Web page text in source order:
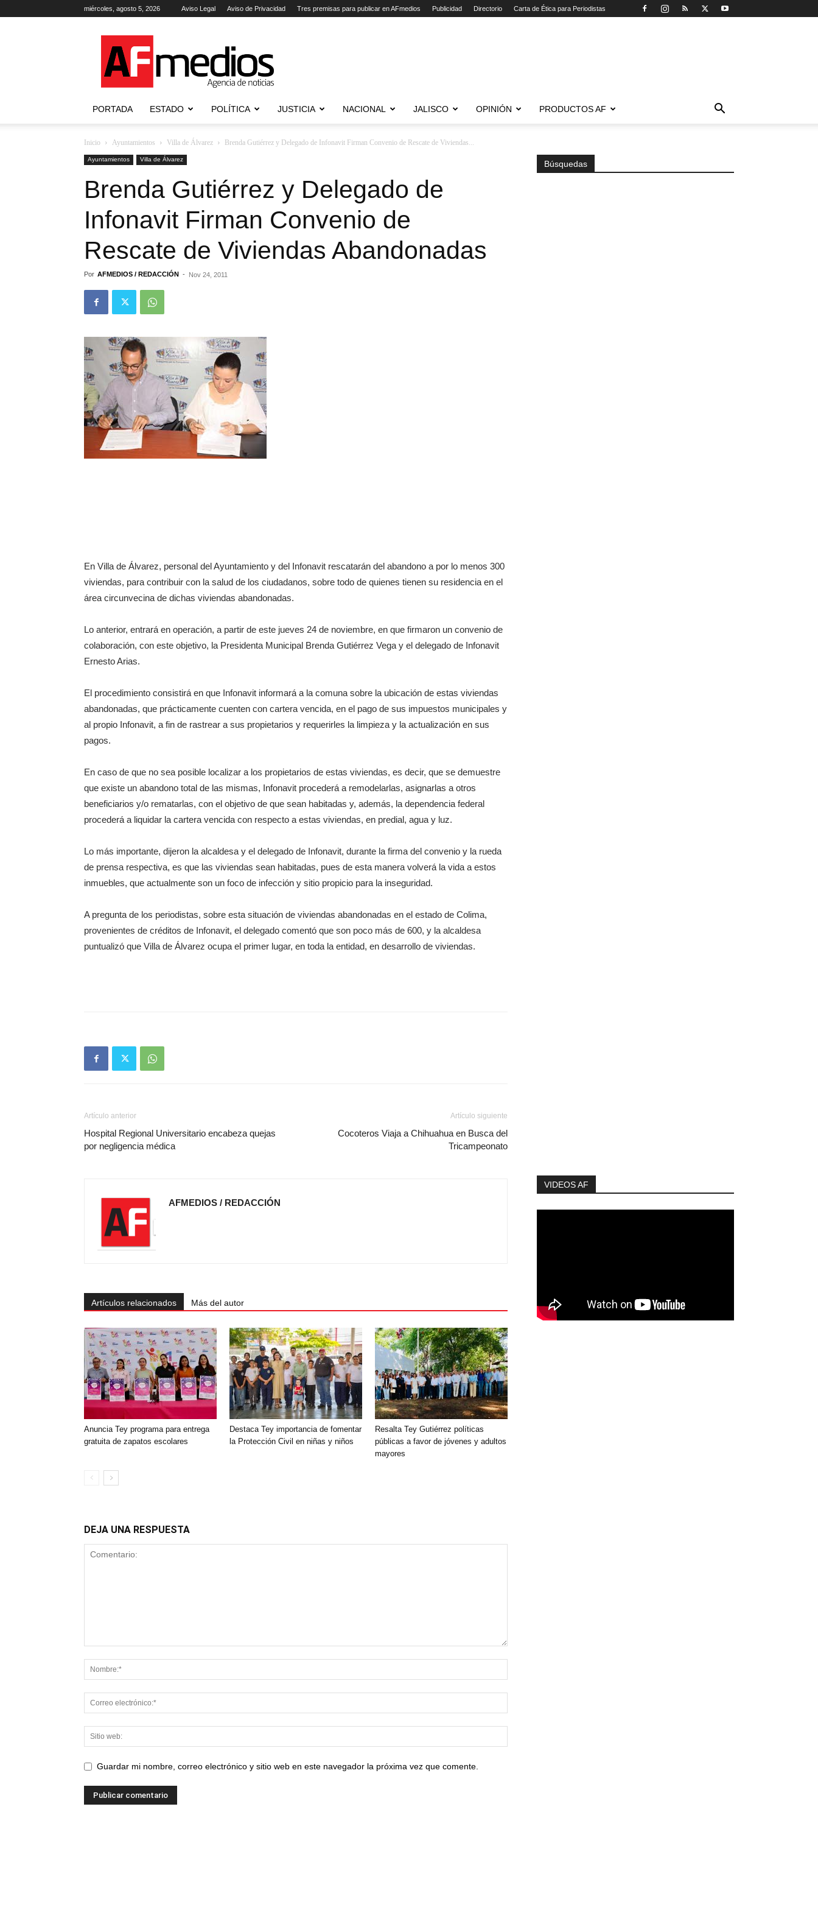
miércoles, agosto 5, 2026 Aviso Legal Aviso de Privacidad Tres premisas para publicar en AFmedios Publicidad Directorio Carta de Ética para Periodistas
Agencia
de
Noticias
PORTADA ESTADO POLÍTICA JUSTICIA NACIONAL JALISCO OPINIÓN PRODUCTOS AF
Inicio Ayuntamientos Villa de Álvarez Brenda Gutiérrez y Delegado de Infonavit Firman Convenio de Rescate de Viviendas...
Ayuntamientos Villa de Álvarez
Brenda Gutiérrez y Delegado de
Infonavit Firman Convenio de
Rescate de Viviendas Abandonadas
Por AFMEDIOS / REDACCIÓN - Nov 24, 2011
En Villa de Álvarez, personal del Ayuntamiento y del Infonavit rescatarán del abandono a por lo menos 300
viviendas, para contribuir con la salud de los ciudadanos, sobre todo de quienes tienen su residencia en el
área circunvecina de dichas viviendas abandonadas.
Lo anterior, entrará en operación, a partir de este jueves 24 de noviembre, en que firmaron un convenio de
colaboración, con este objetivo, la Presidenta Municipal Brenda Gutiérrez Vega y el delegado de Infonavit
Ernesto Arias.
El procedimiento consistirá en que Infonavit informará a la comuna sobre la ubicación de estas viviendas
abandonadas, que prácticamente cuenten con cartera vencida, en el pago de sus impuestos municipales y
al propio Infonavit, a fin de rastrear a sus propietarios y requerirles la limpieza y la actualización en sus
pagos.
En caso de que no sea posible localizar a los propietarios de estas viviendas, es decir, que se demuestre
que existe un abandono total de las mismas, Infonavit procederá a remodelarlas, asignarlas a otros
beneficiarios y/o rematarlas, con el objetivo de que sean habitadas y, además, la dependencia federal
procederá a liquidar la cartera vencida con respecto a estas viviendas, en predial, agua y luz.
Lo más importante, dijeron la alcaldesa y el delegado de Infonavit, durante la firma del convenio y la rueda
de prensa respectiva, es que las viviendas sean habitadas, pues de esta manera volverá la vida a estos
inmuebles, que actualmente son un foco de infección y sitio propicio para la inseguridad.
A pregunta de los periodistas, sobre esta situación de viviendas abandonadas en el estado de Colima,
provenientes de créditos de Infonavit, el delegado comentó que son poco más de 600, y la alcaldesa
puntualizó que Villa de Álvarez ocupa el primer lugar, en toda la entidad, en desarrollo de viviendas.
Artículo anterior
Hospital Regional Universitario encabeza quejas
por negligencia médica
Artículo siguiente
Cocoteros Viaja a Chihuahua en Busca del
Tricampeonato
AFMEDIOS / REDACCIÓN
Artículos relacionados Más del autor
‎Anuncia Tey programa para entrega
gratuita de zapatos escolares
Destaca Tey importancia de fomentar
‎la Protección Civil en niñas y niños
Resalta Tey Gutiérrez políticas
públicas ‎a favor de jóvenes y adultos
mayores
DEJA UNA RESPUESTA
Guardar mi nombre, correo electrónico y sitio web en este navegador la próxima vez que comente.
Búsquedas
VIDEOS AF